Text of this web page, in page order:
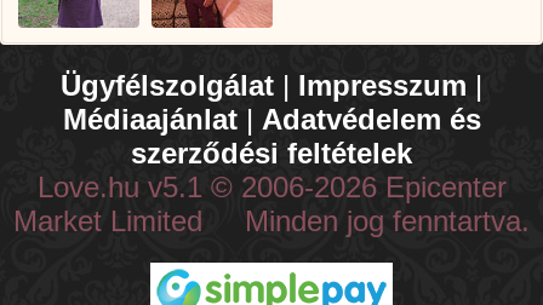
Ügyfélszolgálat | Impresszum |
Médiaajánlat| Adatvédelem és
szerződési feltételek
Love.hu v5.1 © 2006-2026 Epicenter
Market Limited Minden jog fenntartva.